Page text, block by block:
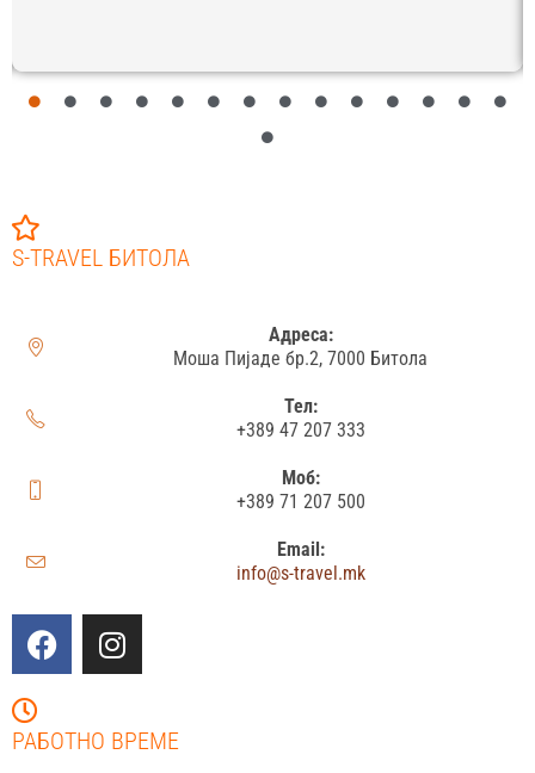
S-TRAVEL БИТОЛА
Адреса:
Моша Пијаде бр.2, 7000 Битола
Тел:
+389 47 207 333
Моб:
+389 71 207 500
Email:
info@s-travel.mk
РАБОТНО ВРЕМЕ